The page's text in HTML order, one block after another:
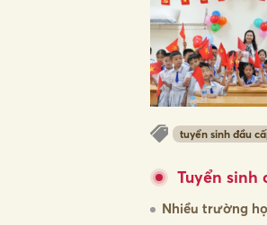
tuyển sinh đầu
Tuyển sinh
Nhiều trường